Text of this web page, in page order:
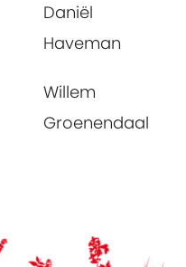
Daniël
Haveman
Willem
Groenendaal